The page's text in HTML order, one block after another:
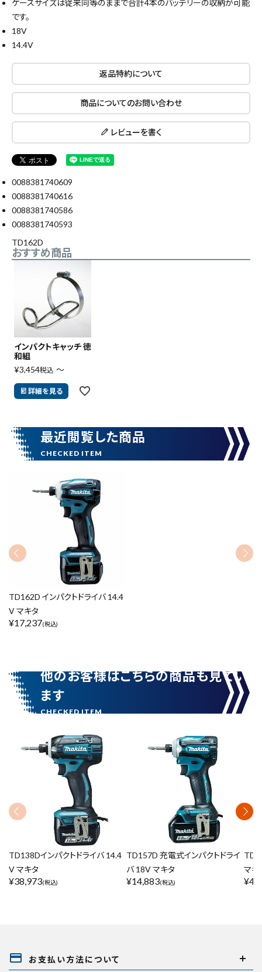
価格から探す
在庫のない商品を表示しない
ケースサイズは従来同等のままで合計4本のバッテリーの収納が可能
です。
18V
14.4V
返品特約について
商品についてのお問い合わせ
レビューを書く
0088381740609
0088381740616
0088381740586
0088381740593
TD162D
おすすめ商品
インパクトキャッチ 徳
和組
¥3,454税込 〜
詳細を見る
最近閲覧した商品
TD162D インパクトドライバ 14.4
V マキタ
¥17,237(税込)
他のお客様はこちらの商品も見てい
ます
TD138Dインパクトドライバ 14.4
V マキタ
¥38,973(税込)
TD157D 充電式インパクトドライ
バ 18V マキタ
¥14,883(税込)
マキ
¥
payment お支払い方法について